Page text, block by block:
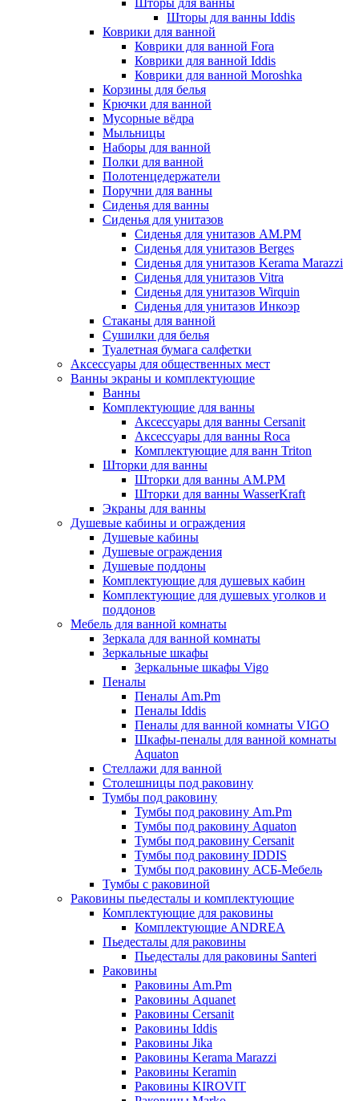
Шторы для ванны
Шторы для ванны Iddis
Коврики для ванной
Коврики для ванной Fora
Коврики для ванной Iddis
Коврики для ванной Moroshka
Корзины для белья
Крючки для ванной
Мусорные вёдра
Мыльницы
Наборы для ванной
Полки для ванной
Полотенцедержатели
Поручни для ванны
Сиденья для ванны
Сиденья для унитазов
Сиденья для унитазов AM.PM
Сиденья для унитазов Berges
Сиденья для унитазов Kerama Marazzi
Сиденья для унитазов Vitra
Сиденья для унитазов Wirquin
Сиденья для унитазов Инкоэр
Стаканы для ванной
Сушилки для белья
Туалетная бумага салфетки
Аксессуары для общественных мест
Ванны экраны и комплектующие
Ванны
Комплектующие для ванны
Аксессуары для ванны Cersanit
Аксессуары для ванны Roca
Комплектующие для ванн Triton
Шторки для ванны
Шторки для ванны AM.PM
Шторки для ванны WasserKraft
Экраны для ванны
Душевые кабины и ограждения
Душевые кабины
Душевые ограждения
Душевые поддоны
Комплектующие для душевых кабин
Комплектующие для душевых уголков и
поддонов
Мебель для ванной комнаты
Зеркала для ванной комнаты
Зеркальные шкафы
Зеркальные шкафы Vigo
Пеналы
Пеналы Am.Pm
Пеналы Iddis
Пеналы для ванной комнаты VIGO
Шкафы-пеналы для ванной комнаты
Aquaton
Стеллажи для ванной
Столешницы под раковину
Тумбы под раковину
Тумбы под раковину Am.Pm
Тумбы под раковину Aquaton
Тумбы под раковину Cersanit
Тумбы под раковину IDDIS
Тумбы под раковину АСБ-Мебель
Тумбы с раковиной
Раковины пьедесталы и комплектующие
Комплектующие для раковины
Комплектующие ANDREA
Пьедесталы для раковины
Пьедесталы для раковины Santeri
Раковины
Раковины Am.Pm
Раковины Aquanet
Раковины Cersanit
Раковины Iddis
Раковины Jika
Раковины Kerama Marazzi
Раковины Keramin
Раковины KIROVIT